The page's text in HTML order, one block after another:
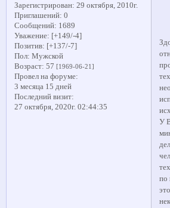
Зарегистрирован: 29 октября, 2010г.
Приглашений: 0
Сообщений: 1689
Уважение: [+149/-4]
Позитив: [+137/-7]
Пол: Мужской
Возраст: 57 [1969-06-21]
Провел на форуме:
3 месяца 15 дней
Последний визит:
27 октября, 2020г. 02:44:35
У
по